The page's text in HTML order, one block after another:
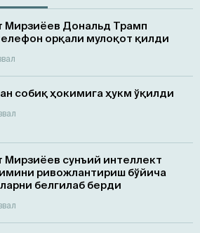
Мирзиёев Дональд Трамп
орқали мулоқот қилди
собиқ ҳокимига ҳукм ўқилди
Мирзиёев сунъий интеллект
ривожлантириш бўйича
белгилаб берди